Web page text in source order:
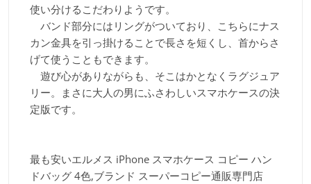
使い分けるこだわりようです。
バンド部分にはリングがついており、こちらにナス
カン金具を引っ掛けることで長さを短くし、首からさ
げて使うこともできます。
遊び心がありながらも、そこはかとなくラグジュア
リー。まさに大人の男にふさわしいスマホケースの決
定版です。
最も安いエルメス iPhone スマホケース コピー ハン
ドバッグ 4色,ブランド スーパーコピー通販専門店